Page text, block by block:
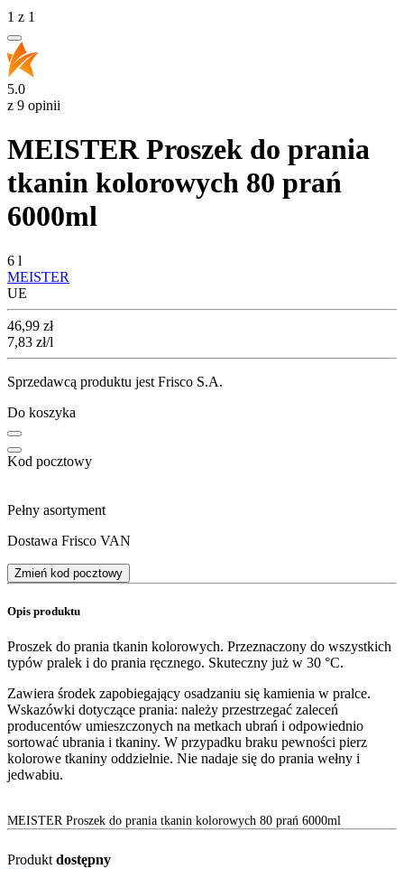
1 z 1
5.0
z 9 opinii
MEISTER Proszek do prania
tkanin kolorowych 80 prań
6000ml
6 l
MEISTER
UE
Cena
46,99 zł
7,83 zł/l
Sprzedawcą produktu jest Frisco S.A.
Do koszyka
Kod pocztowy
Pełny asortyment
Dostawa Frisco VAN
Zmień kod pocztowy
Opis produktu
Proszek do prania tkanin kolorowych. Przeznaczony do wszystkich
typów pralek i do prania ręcznego. Skuteczny już w 30 °C.
Zawiera środek zapobiegający osadzaniu się kamienia w pralce.
Wskazówki dotyczące prania: należy przestrzegać zaleceń
producentów umieszczonych na metkach ubrań i odpowiednio
sortować ubrania i tkaniny. W przypadku braku pewności pierz
kolorowe tkaniny oddzielnie. Nie nadaje się do prania wełny i
jedwabiu.
MEISTER Proszek do prania tkanin kolorowych 80 prań 6000ml
Produkt dostępny